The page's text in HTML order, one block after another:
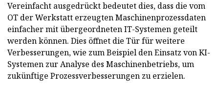
Vereinfacht ausgedrückt bedeutet dies, dass die vom
OT der Werkstatt erzeugten Maschinenprozessdaten
einfacher mit übergeordneten IT-Systemen geteilt
werden können. Dies öffnet die Tür für weitere
Verbesserungen, wie zum Beispiel den Einsatz von KI-
Systemen zur Analyse des Maschinenbetriebs, um
zukünftige Prozessverbesserungen zu erzielen.